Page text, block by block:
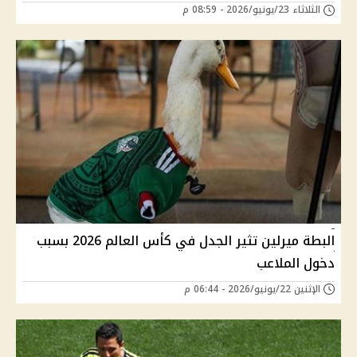
الثلاثاء 23/يونيو/2026 - 08:59 م
البطة ميرلين تثير الجدل في كأس العالم 2026 بسبب
دخول الملاعب
الإثنين 22/يونيو/2026 - 06:44 م